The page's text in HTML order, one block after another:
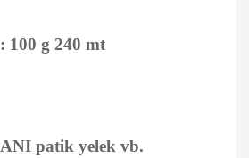
100 g 240 mt
patik yelek vb.